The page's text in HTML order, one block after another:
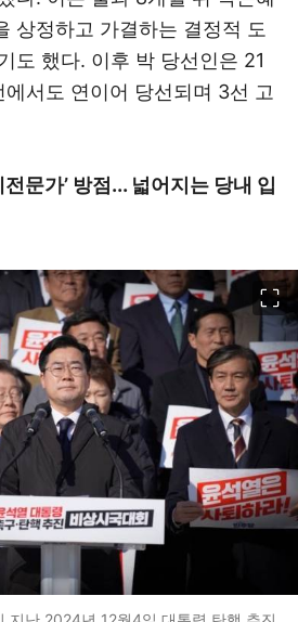
상정하고 가결하는 결정적 도
도 했다. 이후 박 당선인은 21
서도 연이어 당선되며 3선 고
문가’ 방점... 넓어지는 당내 입